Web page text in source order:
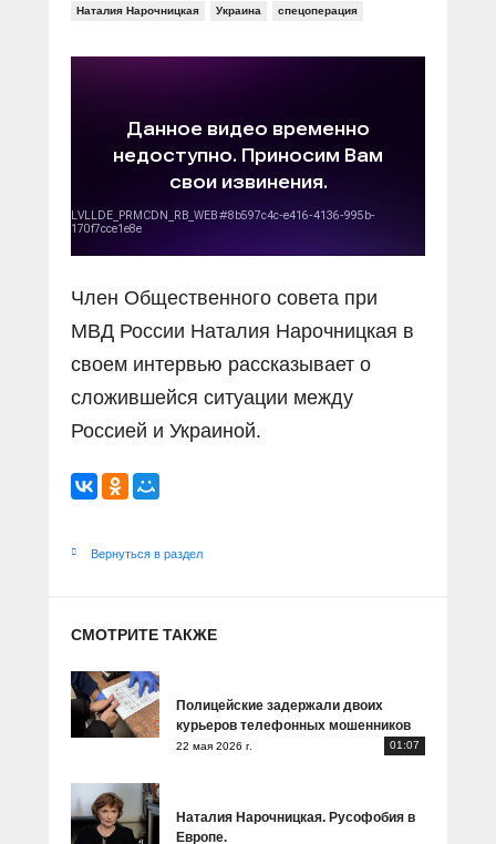
Наталия Нарочницкая Украина спецоперация
Член Общественного совета при
МВД России Наталия Нарочницкая в
своем интервью рассказывает о
сложившейся ситуации между
Россией и Украиной.
Вернуться в раздел
СМОТРИТЕ ТАКЖЕ
Полицейские задержали двоих
курьеров телефонных мошенников
22 мая 2026 г. 01:07
Наталия Нарочницкая. Русофобия в
Европе.